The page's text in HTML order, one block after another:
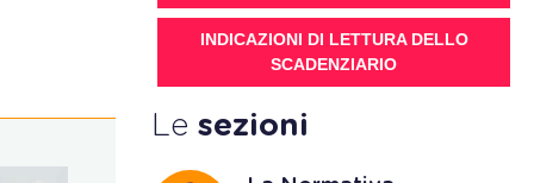
INDICAZIONI DI LETTURA DELLO
SCADENZIARIO
Le sezioni